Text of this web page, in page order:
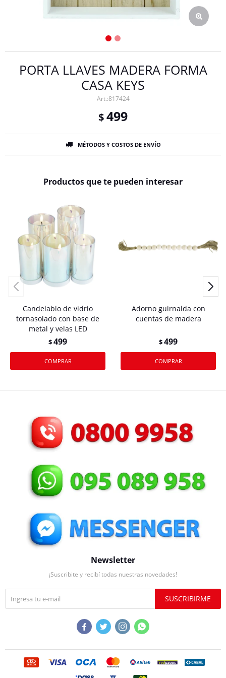
PORTA LLAVES MADERA FORMA
CASA KEYS
817424
$499
MÉTODOS Y COSTOS DE ENVÍO
Productos que te pueden interesar
Candelablo de vidrio
tornasolado con base de
metal y velas LED
$499
Adorno guirnalda con
cuentas de madera
$499
Newsletter
¡Suscribite y recibí todas nuestras novedades!
SUSCRIBIRME
   